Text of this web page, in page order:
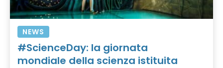
NEWS
#ScienceDay: la giornata
mondiale della scienza istituita